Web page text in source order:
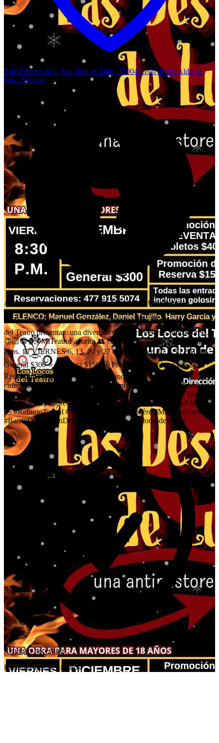
5 de Febrero 416, San Juan de Dios, 37004 León de los Aldama,
Gto., México
Aquest esdeveniment ha finalitzat. Gràcies pel teu interès!
"LAS DESVENTURAS DE LUCIFER" 😈✨😇 🎭 Los Locos
del Teatro presentan: una divertida y muy irreverente antipastorela.
👏🏻😁🍿 #MiTeatroFavorito 👥 Clasificación: Para mayores de 18
años. 📅 VIERNES 6, 13, 20 y 27 de Diciembre. ⏰ 8:30 P.M. 🎟️
General $300 ⭐ Preventa $150 🤩 Promoción 3 boletos por $400
Reserva tus lugares 477 915 5074 Sinopsis: Un nuevo
enfrentamiento entre el bien y el mal, nos traerá como resultado un
sin fin de carcajadas, mientras Lucifer, el “amo del disfraz” intenta
desviar a los pastores que son guiados por el torpe Arcángel Miguel.
🤣 #RefugioTeatral #ViveElTeatro #foromolière #MiTeatroFavorito
#BarrioDeSanJuanDeDios #TeatroLeón #loslocosdelteatro
Requisits necessaris
Para mayores de 18 años